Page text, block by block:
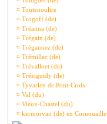
¤ Toutenoultre
¤ Trogoff (de)
¤ Tréanna (de)
¤ Trégain (de)
¤ Trégannez (de)
¤ Trémillec (de)
¤ Trévalloet (de)
¤ Tréziguidy (de)
¤ Tyvarlen de Pont-Croix
¤ Val (du)
¤ Vieux-Chastel (du)
¤ kermorvan (de) en Cornouaille